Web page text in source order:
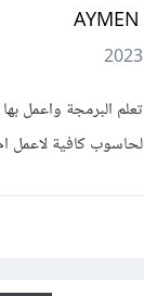
البرمجة واعمل بها
كافية لاعمل